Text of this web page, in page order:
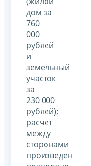
дом за
760
000
рублей
и
земельный
участок
за
230 000
рублей);
расчет
между
сторонами
произведен